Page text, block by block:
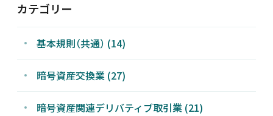
採用情報
カテゴリー
基本規則（共通） (14)
暗号資産交換業 (27)
暗号資産関連デリバティブ取引業 (21)